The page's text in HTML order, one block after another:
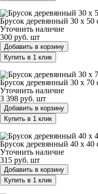
Брусок деревянный 30 х 50
Уточнить наличие
300 руб. шт
Добавить в корзину
Купить в 1 клик
Брусок деревянный 30 х
Уточнить наличие
3 398 руб. шт
Добавить в корзину
Купить в 1 клик
Брусок деревянный 40 х 40
Уточнить наличие
315 руб. шт
Добавить в корзину
Купить в 1 клик